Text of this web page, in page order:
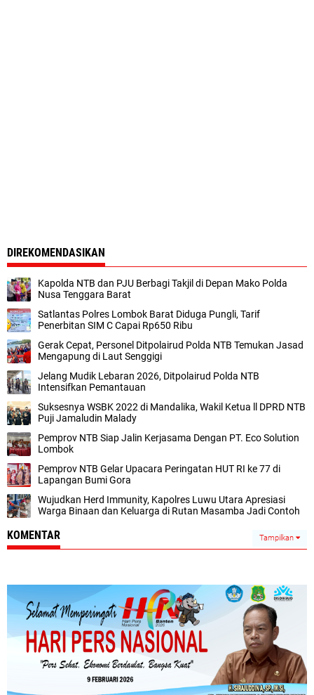
DIREKOMENDASIKAN
Kapolda NTB dan PJU Berbagi Takjil di Depan Mako Polda
Nusa Tenggara Barat
Satlantas Polres Lombok Barat Diduga Pungli, Tarif
Penerbitan SIM C Capai Rp650 Ribu
Gerak Cepat, Personel Ditpolairud Polda NTB Temukan Jasad
Mengapung di Laut Senggigi
Jelang Mudik Lebaran 2026, Ditpolairud Polda NTB
Intensifkan Pemantauan
Suksesnya WSBK 2022 di Mandalika, Wakil Ketua ll DPRD NTB
Puji Jamaludin Malady
Pemprov NTB Siap Jalin Kerjasama Dengan PT. Eco Solution
Lombok
Pemprov NTB Gelar Upacara Peringatan HUT RI ke 77 di
Lapangan Bumi Gora
Wujudkan Herd Immunity, Kapolres Luwu Utara Apresiasi
Warga Binaan dan Keluarga di Rutan Masamba Jadi Contoh
KOMENTAR Tampilkan